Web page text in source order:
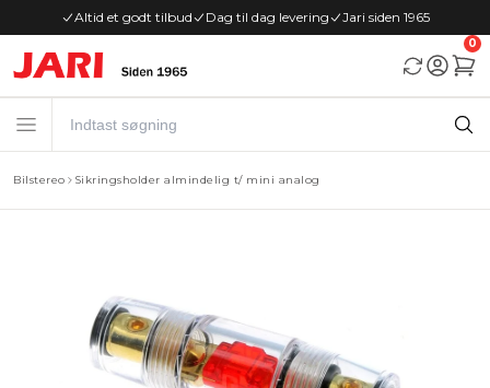
Altid et godt tilbud Dag til dag levering Jari siden 1965
0
Bilstereo Sikringsholder almindelig t/ mini analog